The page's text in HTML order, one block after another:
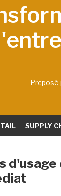
Proposé
SUPPLY